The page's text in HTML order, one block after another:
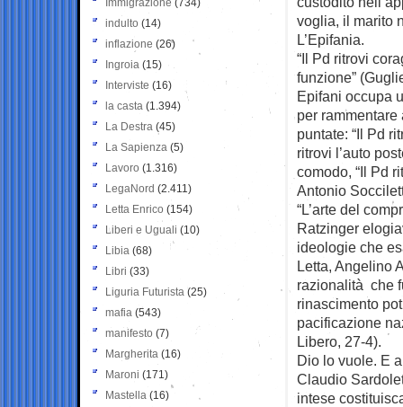
voglia, il marito
L’Epifania.
“Il Pd ritrovi
funzione”
Epifani occupa
per
puntate: “Il Pd
ritrovi l’auto
comodo, “Il Pd
Antonio
“L’arte del
Ratzinger
ideologie che
Letta, Angelino
razionalità che
rinascimento
pacificazione
Libero, 27-4).
Dio lo vuole. E
Claudio
intese
Immigrazione (734)
indulto (14)
inflazione (26)
Ingroia (15)
Interviste (16)
la casta (1.394)
La Destra (45)
La Sapienza (5)
Lavoro (1.316)
LegaNord (2.411)
Letta Enrico (154)
Liberi e Uguali (10)
Libia (68)
Libri (33)
Liguria Futurista (25)
mafia (543)
manifesto (7)
Margherita (16)
Maroni (171)
Mastella (16)